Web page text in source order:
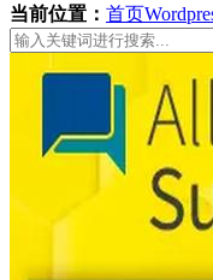
当前位置： 首页